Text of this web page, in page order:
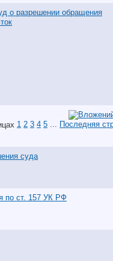
о разрешении обращения
1 2 3 4 5 ... Последняя
суда
по ст. 157 УК РФ